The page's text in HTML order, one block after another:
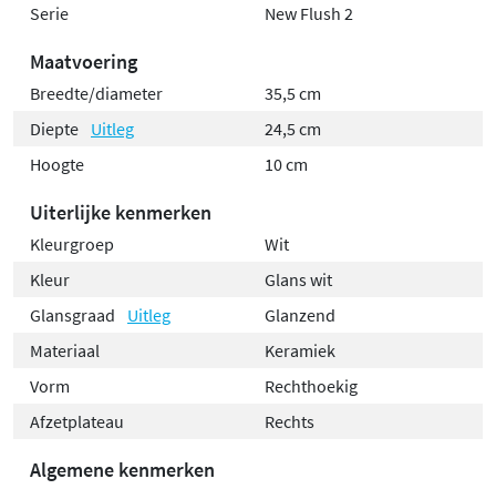
Serie
New Flush 2
Maatvoering
Breedte/diameter
35,5 cm
Diepte Uitleg
24,5 cm
Hoogte
10 cm
Uiterlijke kenmerken
Kleurgroep
Wit
Kleur
Glans wit
Glansgraad
Uitleg
Glanzend
Materiaal
Keramiek
Vorm
Rechthoekig
Afzetplateau
Rechts
Algemene kenmerken